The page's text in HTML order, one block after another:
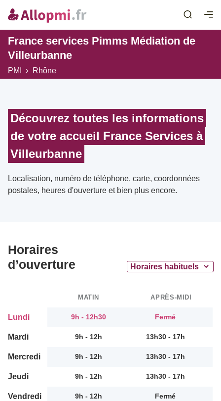
France services Pimms Médiation de
Villeurbanne
PMI Rhône
Découvrez toutes les informations
de votre accueil France Services à
Villeurbanne
Localisation, numéro de téléphone, carte, coordonnées
postales, heures d'ouverture et bien plus encore.
Horaires
d’ouverture
MATIN APRÈS-MIDI
Lundi 9h - 12h30 Fermé
Mardi 9h - 12h 13h30 - 17h
Mercredi 9h - 12h 13h30 - 17h
Jeudi 9h - 12h 13h30 - 17h
Vendredi 9h - 12h Fermé